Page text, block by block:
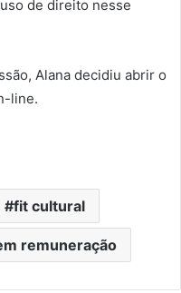
de direito nesse
Alana decidiu abrir o
line.
fit cultural
remuneração